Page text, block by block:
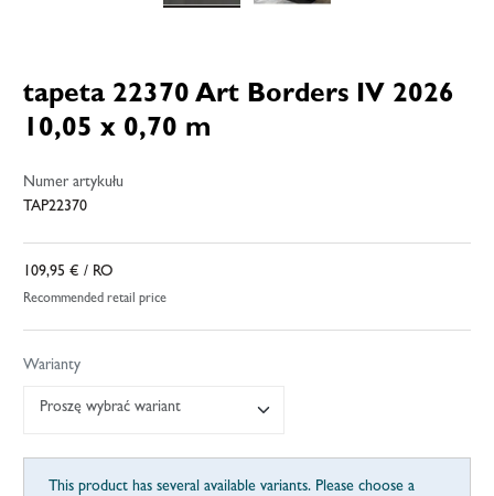
tapeta 22370 Art Borders IV 2026
10,05 x 0,70 m
Numer artykułu
TAP22370
109,95 € / RO
Recommended retail price
Warianty
Proszę wybrać wariant
This product has several available variants. Please choose a